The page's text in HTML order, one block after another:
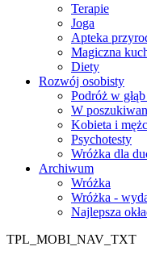
Terapie
Joga
Apteka
Magiczna
Diety
Rozwój osobisty
Podróż w
W
Kobieta i
Psychotesty
Wróżka dla
Archiwum
Wróżka
Wróżka -
Najlepsza
TPL_MOBI_NAV_TXT